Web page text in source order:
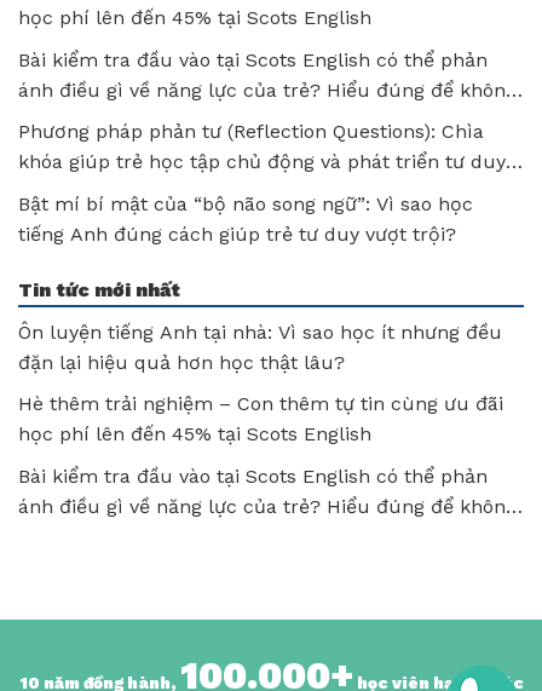
học phí lên đến 45% tại Scots English
Bài kiểm tra đầu vào tại Scots English có thể phản
ánh điều gì về năng lực của trẻ? Hiểu đúng để không
bỏ lỡ tiềm năng của con!
Phương pháp phản tư (Reflection Questions): Chìa
khóa giúp trẻ học tập chủ động và phát triển tư duy
sau mỗi bài học
Bật mí bí mật của “bộ não song ngữ”: Vì sao học
tiếng Anh đúng cách giúp trẻ tư duy vượt trội?
Tin tức mới nhất
Ôn luyện tiếng Anh tại nhà: Vì sao học ít nhưng đều
đặn lại hiệu quả hơn học thật lâu?
Hè thêm trải nghiệm – Con thêm tự tin cùng ưu đãi
học phí lên đến 45% tại Scots English
Bài kiểm tra đầu vào tại Scots English có thể phản
ánh điều gì về năng lực của trẻ? Hiểu đúng để không
10 năm đồng hành, 100.000+ học viên hạnh phúc